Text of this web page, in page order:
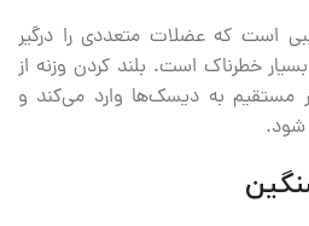
است که عضلات متعددی را درگیر
خطرناک است. بلند کردن وزنه از
مستقیم به دیسک‌ها وارد می‌کند و
شود.